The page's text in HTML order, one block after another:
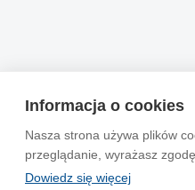
Informacja o cookies
Nasza strona używa plików
przeglądanie, wyrażasz
Dowiedz się więcej